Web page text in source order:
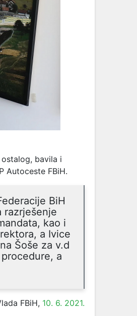
bavila i
Autoceste FBiH.
BiH
razrješenje
kao i
a Ivice
Šoše za v.d
a
FBiH, 10. 6. 2021.